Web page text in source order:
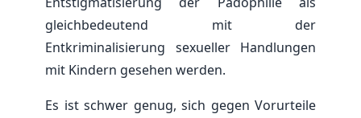
gleichbedeutend mit der
Entkriminalisierung sexueller Handlungen
mit Kindern gesehen werden.
Es ist schwer genug, sich gegen Vorurteile